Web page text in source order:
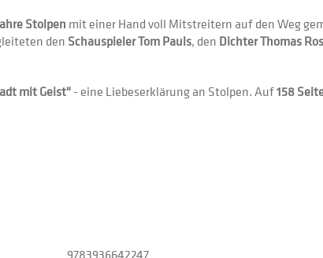
Stolpen mit einer Hand voll Mitstreitern auf den Weg
den Schauspieler Tom Pauls, den Dichter Thomas
mit Geist"- eine Liebeserklärung an Stolpen. Auf158
9783936642247